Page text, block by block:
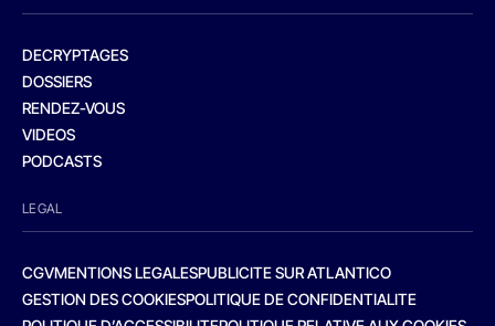
DECRYPTAGES
DOSSIERS
RENDEZ-VOUS
VIDEOS
PODCASTS
LEGAL
CGVMENTIONS LEGALESPUBLICITE SUR ATLANTICO
GESTION DES COOKIESPOLITIQUE DE CONFIDENTIALITE